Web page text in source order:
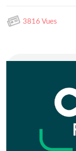
3816 Vues